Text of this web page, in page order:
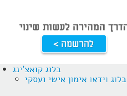
בלוג קואצ'ינג
בלוג וידאו אימון אישי ועסקי